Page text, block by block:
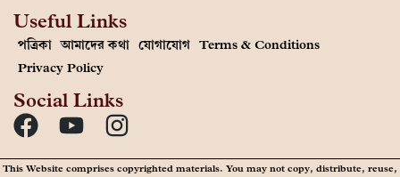
Useful Links
পত্রিকা আমাদের কথা যোগাযোগ Terms & Conditions
Privacy Policy
Social Links
This Website comprises copyrighted materials. You may not copy, distribute, reuse,